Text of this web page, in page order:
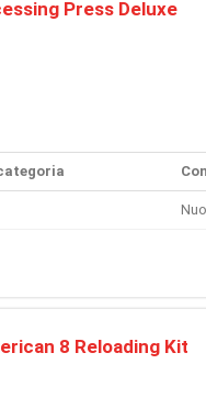
Press Deluxe
8 Reloading Kit